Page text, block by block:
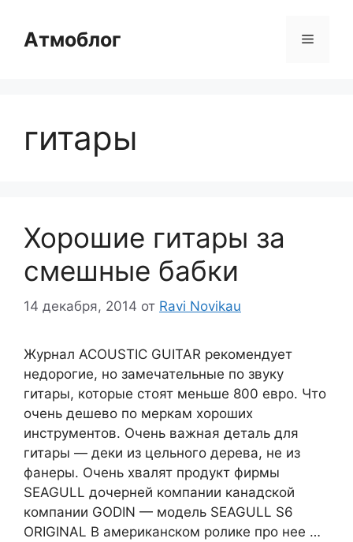
содержимому
Атмоблог Меню
гитары
Хорошие гитары за
смешные бабки
14 декабря, 2014 от Ravi Novikau
Журнал ACOUSTIC GUITAR рекомендует
недорогие, но замечательные по звуку
гитары, которые стоят меньше 800 евро. Что
очень дешево по меркам хороших
инструментов. Очень важная деталь для
гитары — деки из цельного дерева, не из
фанеры. Очень хвалят продукт фирмы
SEAGULL дочерней компании канадской
компании GODIN — модель SEAGULL S6
ORIGINAL В американском ролике про нее …